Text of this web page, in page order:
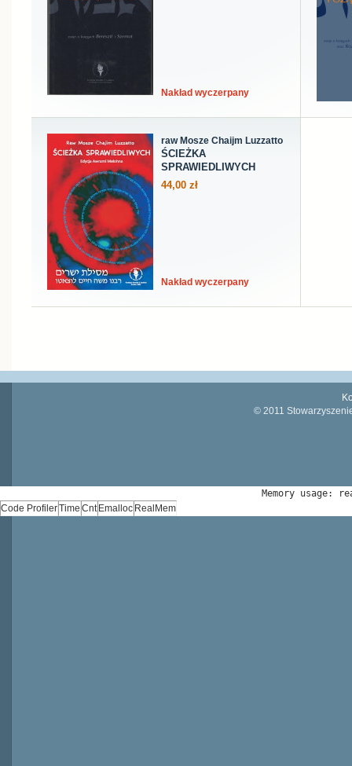
Nakład wyczerpany
raw Mosze Chaijm Luzzatto
ŚCIEŻKA
SPRAWIEDLIWYCH
44,00 zł
Nakład wyczerpany
© 2011
Memory usage:
Code ProfilerTime Cnt Emalloc RealMem